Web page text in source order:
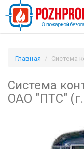
Главная
Система
Система
ОАО "ПТС"